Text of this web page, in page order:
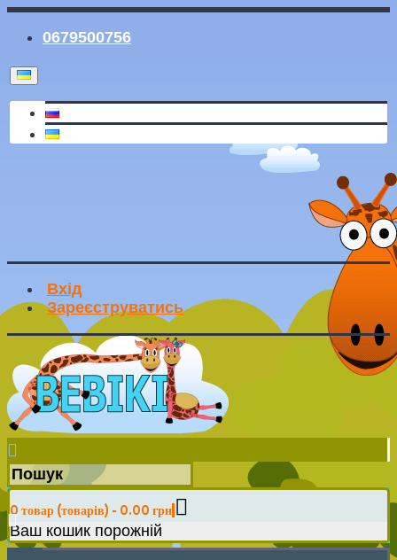
0679500756
Вхід
Зареєструватись
0 товар (товарів) - 0.00 грн
Ваш кошик порожній